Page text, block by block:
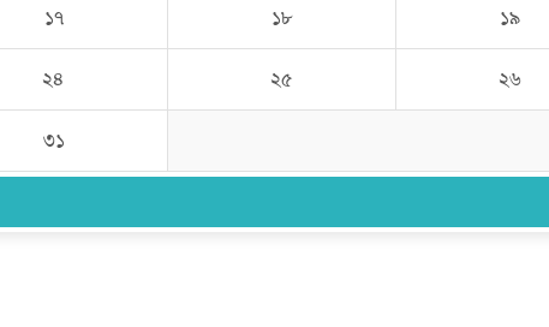
১৭ ১৮ ১৯
২৪ ২৫ ২৬
৩১